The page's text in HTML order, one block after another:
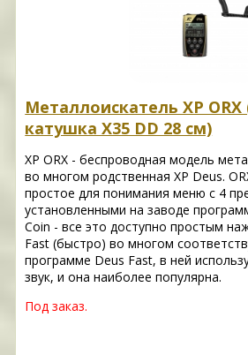
Металлоискатель XP ORX
катушка Х35 DD 28 см)
XP ORX - беспроводная модель
во многом родственная XP Deus.
простое для понимания меню с 4
установленными на заводе
Coin - все это доступно простым
Fast (быстро) во многом
программе Deus Fast, в ней
звук, и она наиболее популярна.
Под заказ.